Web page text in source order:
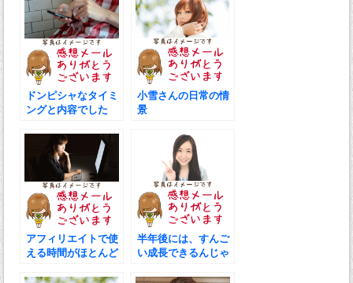
ドンピシャなタイミ
ングと内容でした
小雪さんの日常の情
景
アフィリエイトで使
える時間がほとんど
半年後には、すんご
い成長できるんじゃ